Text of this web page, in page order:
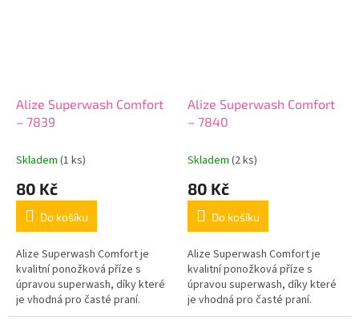
Alize Superwash Comfort
– 7839
Skladem (1 ks)
80 Kč
Do košíku
Alize Superwash Comfort je
kvalitní ponožková příze s
úpravou superwash, díky které
je vhodná pro časté praní.
Hotové výrobky jsou příjemné
Alize Superwash Comfort
– 7840
Skladem (2 ks)
80 Kč
Do košíku
Alize Superwash Comfort je
kvalitní ponožková příze s
úpravou superwash, díky které
je vhodná pro časté praní.
Hotové výrobky jsou příjemné